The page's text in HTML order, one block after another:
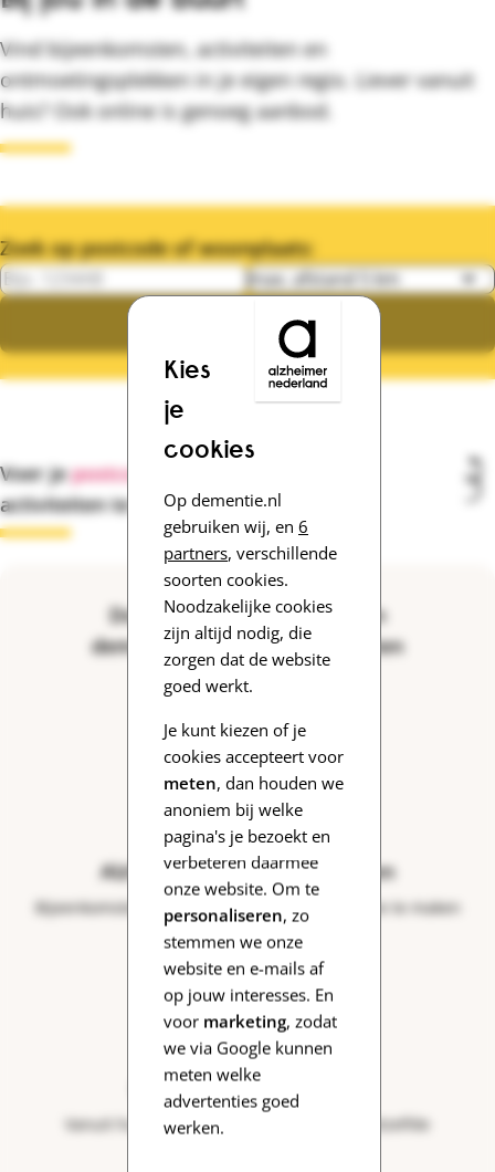
Kies
je
cookies
Op dementie.nl
gebruiken wij, en 6
partners, verschillende
soorten cookies.
Noodzakelijke cookies
zijn altijd nodig, die
zorgen dat de website
goed werkt.
Je kunt kiezen of je
cookies accepteert voor
meten, dan houden we
anoniem bij welke
pagina's je bezoekt en
verbeteren daarmee
onze website. Om te
personaliseren, zo
stemmen we onze
website en e-mails af
op jouw interesses. En
voor marketing, zodat
we via Google kunnen
meten welke
advertenties goed
werken.
Vind bijeenkomsten, activiteiten en
ontmoetingsplekken in je eigen regio. Liever vanuit
huis? Ook online is genoeg aanbod.
Zoek op postcode of woonplaats:
Postcode of woonplaats Maximale afstand
Voer jepostcode
activiteiten te ontdekken.
Door heel Nederland worden
dementievriendelijke activiteiten
georganiseerd:
Alzheimer Cafés en Trefpunten
Bijeenkomsten voor iedereen die met dementie te maken
Online gespreksgroepen
Vanuit huis in gesprek met mensen die hetzelfde